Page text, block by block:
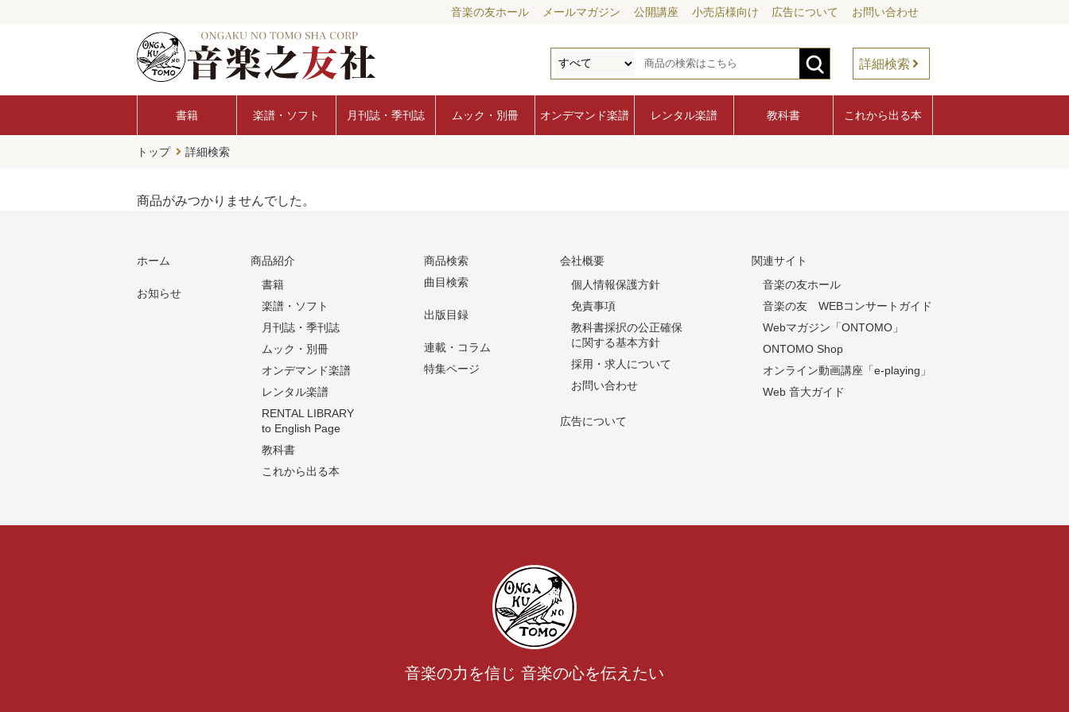
音楽の友ホール メールマガジン 公開講座 小売店様向け 広告について お問い合わせ
詳細検索
書籍 楽譜・ソフト 月刊誌・季刊誌 ムック・別冊 オンデマンド楽譜 レンタル楽譜 教科書 これから出る本
トップ 詳細検索
商品がみつかりませんでした。
ホーム
お知らせ
商品紹介
書籍
楽譜・ソフト
月刊誌・季刊誌
ムック・別冊
オンデマンド楽譜
レンタル楽譜
RENTAL LIBRARY
to English Page
教科書
これから出る本
商品検索
曲目検索
出版目録
連載・コラム
特集ページ
会社概要
個人情報保護方針
免責事項
教科書採択の公正確保
に関する基本方針
採用・求人について
お問い合わせ
広告について
関連サイト
音楽の友ホール
音楽の友 WEBコンサートガイド
Webマガジン「ONTOMO」
ONTOMO Shop
オンライン動画講座「e-playing」
Web 音大ガイド
音楽の力を信じ 音楽の心を伝えたい